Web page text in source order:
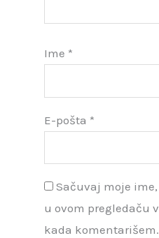
Ime *
E-pošta *
Sačuvaj moje
u ovom pregledaču
kada komentarišem.